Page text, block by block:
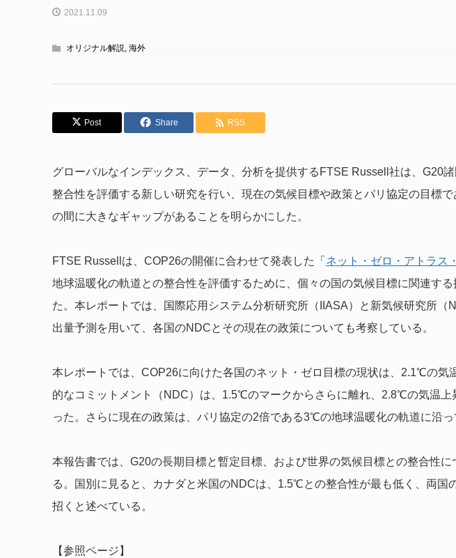
2021.11.09
オリジナル解説, 海外
Post Share RSS
グローバルなインデックス、データ、分析を提供するFTSE Russell社は、G20
整合性を評価する新しい研究を行い、現在の気候目標や政策とパリ協定の目標
の間に大きなギャップがあることを明らかにした。
FTSE Russellは、COP26の開催に合わせて発表した「 ネット・ゼロ・アトラス
地球温暖化の軌道との整合性を評価するために、個々の国の気候目標に関連す
た。本レポートでは、国際応用システム分析研究所（IIASA）と新気候研究所（
出量予測を用いて、各国のNDCとその現在の政策についても考察している。
本レポートでは、COP26に向けた各国のネット・ゼロ目標の現状は、2.1℃の気
的なコミットメント（NDC）は、1.5℃のマークからさらに離れ、2.8℃の気温上
った。さらに現在の政策は、パリ協定の2倍である3℃の地球温暖化の軌道に沿っ
本報告書では、G20の長期目標と暫定目標、および世界の気候目標との整合性
る。国別に見ると、カナダと米国のNDCは、1.5℃との整合性が最も低く、両国
招くと述べている。
【参照ページ】